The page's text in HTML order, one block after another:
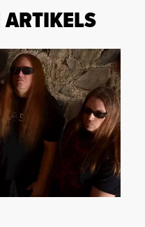
ARTIKELS